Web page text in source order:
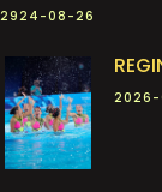
2924-08-26